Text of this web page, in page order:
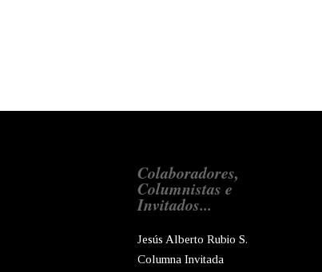
Colaboradores,
Columnistas e
Invitados...
Jesús Alberto Rubio S.
Columna Invitada